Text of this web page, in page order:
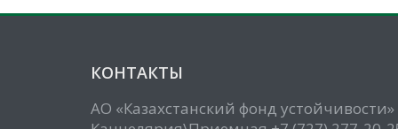
КОНТАКТЫ
АО «Казахстанский фонд устойчивости»